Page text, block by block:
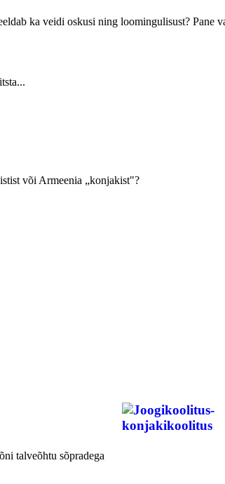
ka veidi oskusi ning loomingulisust? Pane
või Armeenia „konjakist"?
talveõhtu sõpradega